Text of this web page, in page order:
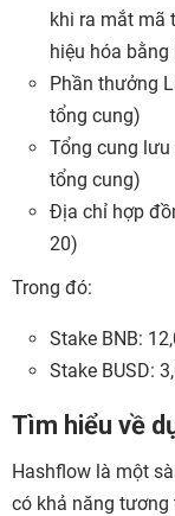
khi ra mắt mã
hiệu hóa bằng
Phần thưởng
tổng cung)
Tổng cung lưu
tổng cung)
Địa chỉ hợp
20)
Trong đó:
Stake BNB:
Stake BUSD:
Tìm hiểu về
Hashflow là một
có khả năng tương